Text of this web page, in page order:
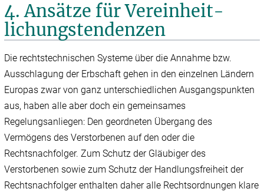
4. Ansätze für Vereinheit­
lichungstendenzen
Die rechtstechnischen Systeme über die Annahme bzw.
Ausschlagung der Erbschaft gehen in den einzelnen Ländern
Europas zwar von ganz unterschiedlichen Ausgangspunkten
aus, haben alle aber doch ein gemeinsames
Regelungsanliegen: Den geordneten Übergang des
Vermögens des Verstorbenen auf den oder die
Rechtsnachfolger. Zum Schutz der Gläubiger des
Verstorbenen sowie zum Schutz der Handlungsfreiheit der
Rechtsnachfolger enthalten daher alle Rechtsordnungen klare